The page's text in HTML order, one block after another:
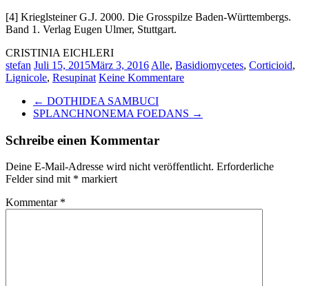
[4] Krieglsteiner G.J. 2000. Die Grosspilze Baden-Württembergs.
Band 1. Verlag Eugen Ulmer, Stuttgart.
CRISTINIA EICHLERI
stefan Juli 15, 2015März 3, 2016 Alle, Basidiomycetes, Corticioid,
Lignicole, Resupinat Keine Kommentare
← DOTHIDEA SAMBUCI
SPLANCHNONEMA FOEDANS →
Schreibe einen Kommentar
Deine E-Mail-Adresse wird nicht veröffentlicht. Erforderliche
Felder sind mit * markiert
Kommentar *